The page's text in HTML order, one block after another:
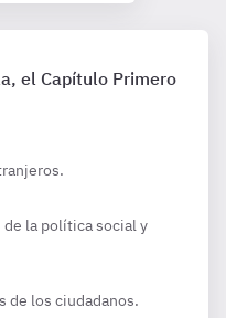
el Capítulo Primero
la política social y
de los ciudadanos.